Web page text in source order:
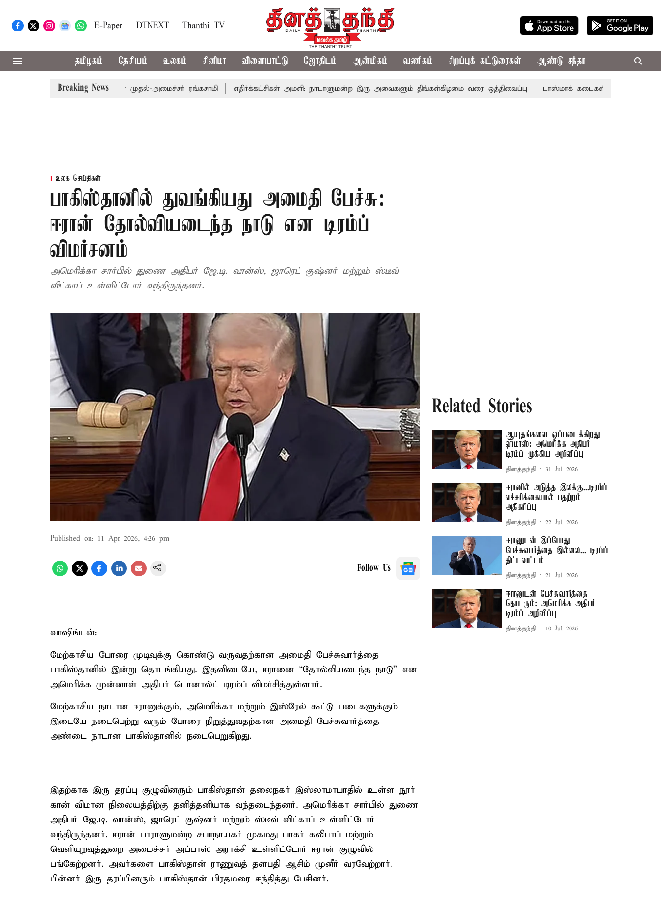
E-Paper DTNEXT Thanthi TV
தமிழகம் தேசியம் உலகம் சினிமா விளையாட்டு ஜோதிடம் ஆன்மிகம் வணிகம் சிறப்புக் கட்டுரைகள் ஆண்டு சந்தா
Breaking News
பட்ஜெட் தாக்கல் செய்கிறார் முதல்-அமைச்சர் ரங்கசாமி எதிர்க்கட்சிகள் அமளி: நாடாளுமன்ற இரு அவைகளும் திங்கள்கிழமை வரை ஒத்திவைப்பு டாஸ்மாக் கடைகளில் கூடுதல் விலைக்கு
உலக செய்திகள்
பாகிஸ்தானில் துவங்கியது அமைதி பேச்சு:
ஈரான் தோல்வியடைந்த நாடு என டிரம்ப்
விமர்சனம்
அமெரிக்கா சார்பில் துணை அதிபர் ஜே.டி. வான்ஸ், ஜாரெட் குஷ்னர் மற்றும் ஸ்டீவ்
விட்காப் உள்ளிட்டோர் வந்திருந்தனர்.
Published on: 11 Apr 2026, 4:26 pm
Follow Us
வாஷிங்டன்:
மேற்காசிய போரை முடிவுக்கு கொண்டு வருவதற்கான அமைதி பேச்சுவார்த்தை
பாகிஸ்தானில் இன்று தொடங்கியது. இதனிடையே, ஈரானை “தோல்வியடைந்த நாடு” என
அமெரிக்க முன்னாள் அதிபர் டொனால்ட் டிரம்ப் விமர்சித்துள்ளார்.
மேற்காசிய நாடான ஈரானுக்கும், அமெரிக்கா மற்றும் இஸ்ரேல் கூட்டு படைகளுக்கும்
இடையே நடைபெற்று வரும் போரை நிறுத்துவதற்கான அமைதி பேச்சுவார்த்தை
அண்டை நாடான பாகிஸ்தானில் நடைபெறுகிறது.
இதற்காக இரு தரப்பு குழுவினரும் பாகிஸ்தான் தலைநகர் இஸ்லாமாபாதில் உள்ள நூர்
கான் விமான நிலையத்திற்கு தனித்தனியாக வந்தடைந்தனர். அமெரிக்கா சார்பில் துணை
அதிபர் ஜே.டி. வான்ஸ், ஜாரெட் குஷ்னர் மற்றும் ஸ்டீவ் விட்காப் உள்ளிட்டோர்
வந்திருந்தனர். ஈரான் பாராளுமன்ற சபாநாயகர் முகமது பாகர் கலிபாப் மற்றும்
வெளியுறவுத்துறை அமைச்சர் அப்பாஸ் அராக்சி உள்ளிட்டோர் ஈரான் குழுவில்
பங்கேற்றனர். அவர்களை பாகிஸ்தான் ராணுவத் தளபதி ஆசிம் முனீர் வரவேற்றார்.
பின்னர் இரு தரப்பினரும் பாகிஸ்தான் பிரதமரை சந்தித்து பேசினர்.
Related Stories
ஆயுதங்களை ஒப்படைக்கிறது
ஹமாஸ்: அமெரிக்க அதிபர்
டிரம்ப் முக்கிய அறிவிப்பு
தினத்தந்தி 31 Jul 2026
ஈரானில் அடுத்த இலக்கு...டிரம்ப்
எச்சரிக்கையால் பதற்றம்
அதிகரிப்பு
தினத்தந்தி 22 Jul 2026
ஈரானுடன் இப்போது
பேச்சுவார்த்தை இல்லை... டிரம்ப்
திட்டவட்டம்
தினத்தந்தி 21 Jul 2026
ஈரானுடன் பேச்சுவார்த்தை
தொடரும்: அமெரிக்க அதிபர்
டிரம்ப் அறிவிப்பு
தினத்தந்தி 10 Jul 2026